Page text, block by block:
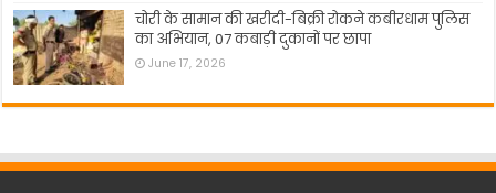
चोरी के सामान की खरीदी-बिक्री रोकने कबीरधाम पुलिस
का अभियान, 07 कबाड़ी दुकानों पर छापा
June 17, 2026